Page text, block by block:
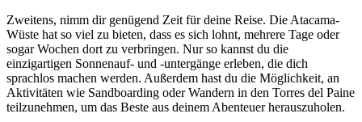
Zweitens, nimm dir genügend Zeit für deine Reise. Die Atacama-
Wüste hat so viel zu bieten, dass es sich lohnt, mehrere Tage oder
sogar Wochen dort zu verbringen. Nur so kannst du die
einzigartigen Sonnenauf- und -untergänge erleben, die dich
sprachlos machen werden. Außerdem hast du die Möglichkeit, an
Aktivitäten wie Sandboarding oder Wandern in den Torres del Paine
teilzunehmen, um das Beste aus deinem Abenteuer herauszuholen.